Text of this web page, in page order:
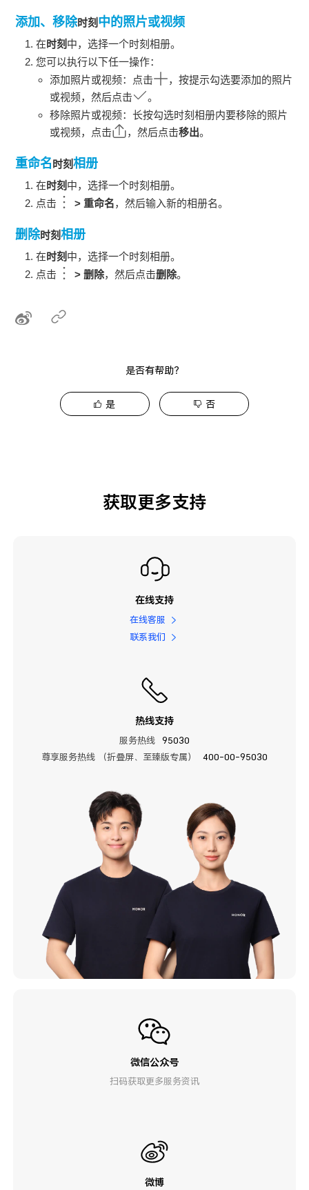
添加、移除时刻 中的照片或视频
在时刻 中，选择一个时刻相册。
您可以执行以下任一操作：
添加照片或视频：点击
，按提示勾选要添加的照片
或视频，然后点击
。
移除照片或视频：长按勾选时刻相册内要移除的照片
或视频，点击
，然后点击移出。
重命名时刻相册
在时刻 中，选择一个时刻相册。
点击
>重命名，然后输入新的相册名。
删除时刻相册
在时刻 中，选择一个时刻相册。
点击
>删除，然后点击删除。
是否有帮助？
是 否
获取更多支持
在线支持
在线客服
联系我们
热线支持
服务热线
95030
尊享服务热线 （折叠屏、至臻版专属）
400-00-95030
微信公众号
扫码获取更多服务资讯
微博